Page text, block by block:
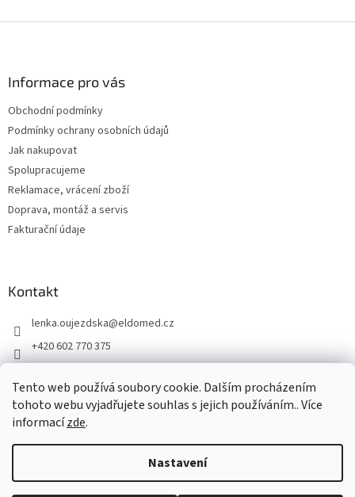
Tento web používá soubory cookie. Dalším procházením
tohoto webu vyjadřujete souhlas s jejich používáním.. Více
informacízde.
Nastavení
Informace pro vás
Obchodní podmínky
Podmínky ochrany osobních údajů
Jak nakupovat
Spolupracujeme
Reklamace, vrácení zboží
Doprava, montáž a servis
Fakturační údaje
Kontakt
lenka.oujezdska@eldomed.cz
+420 602 770 375
eldomed.cz